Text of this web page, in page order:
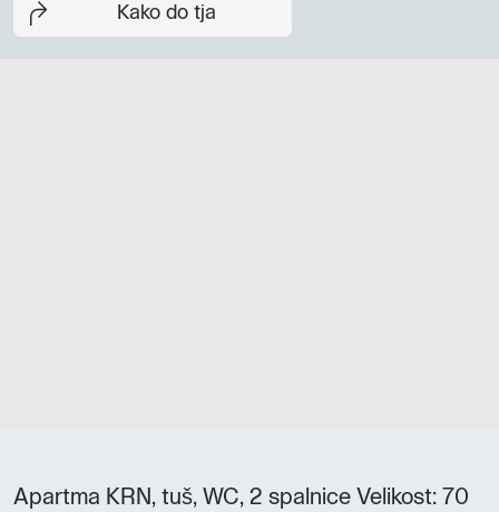
Kako do tja
Apartma KRN, tuš, WC, 2 spalnice Velikost: 70